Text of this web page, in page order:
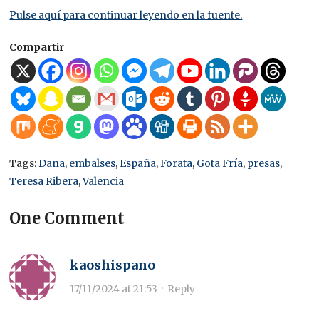
Pulse aquí para continuar leyendo en la fuente.
Compartir
Tags:Dana, embalses,España,Forata, Gota Fría, presas,
Teresa Ribera,Valencia
One Comment
kaoshispano
17/11/2024 at 21:53 · Reply